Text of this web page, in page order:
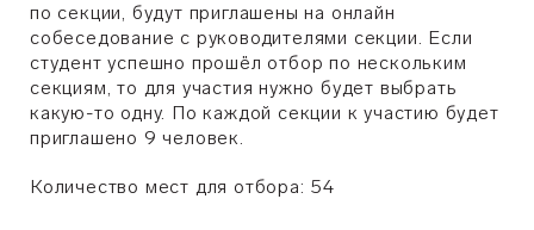
по секции, будут приглашены на онлайн
собеседование с руководителями секции. Если
студент успешно прошёл отбор по нескольким
секциям, то для участия нужно будет выбрать
какую-то одну. По каждой секции к участию будет
приглашено 9 человек.
Количество мест для отбора: 54